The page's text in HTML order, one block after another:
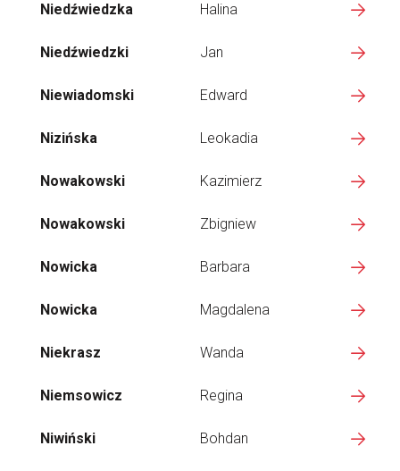
Niedźwiedzka Halina
Niedźwiedzki Jan
Niewiadomski Edward
Nizińska Leokadia
Nowakowski Kazimierz
Nowakowski Zbigniew
Nowicka Barbara
Nowicka Magdalena
Niekrasz Wanda
Niemsowicz Regina
Niwiński Bohdan